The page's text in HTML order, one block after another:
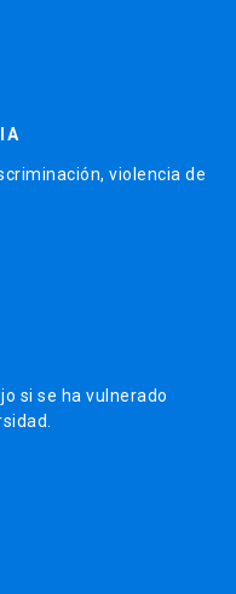
violencia de
si se ha vulnerado